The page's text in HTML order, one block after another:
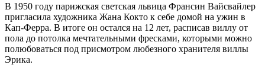
В 1950 году парижская светская львица Франсин Вайсвайлер
пригласила художника Жана Кокто к себе домой на ужин в
Кап-Ферра. В итоге он остался на 12 лет, расписав виллу от
пола до потолка мечтательными фресками, которыми можно
полюбоваться под присмотром любезного хранителя виллы
Эрика.